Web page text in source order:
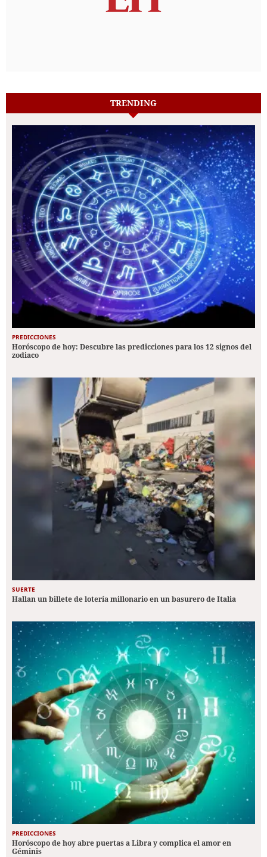
TRENDING
PREDICCIONES
Horóscopo de hoy: Descubre las predicciones para los 12 signos del
zodiaco
SUERTE
Hallan un billete de lotería millonario en un basurero de Italia
PREDICCIONES
Horóscopo de hoy abre puertas a Libra y complica el amor en
Géminis